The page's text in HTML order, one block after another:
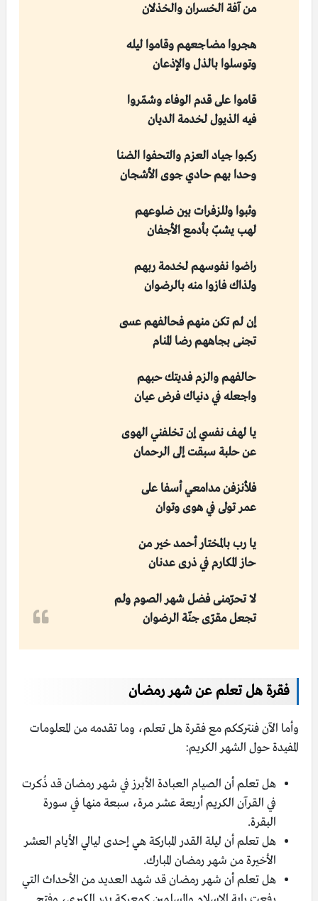
من آفة الخسران والخذلان
هجروا مضاجعهم وقاموا ليله
وتوسلوا بالذل والإذعان
قاموا على قدم الوفاء وشمّروا
فيه الذيول لخدمة الديان
ركبوا جياد العزم والتحفوا الضنا
وحدا بهم حادي جوى الأشجان
وثبوا وللزفرات بين ضلوعهم
لهب يشبّ بأدمع الأجفان
راضوا نفوسهم لخدمة ربهم
ولذاك فازوا منه بالرضوان
إن لم تكن منهم فحالفهم عسى
تجنى بجاههم رضا المنام
حالفهم والزم فديتك حبهم
واجعله في دنياك فرض عيان
يا لهف نفسي إن تخلفني الهوى
عن حلبة سبقت إلى الرحمان
فلأنزفن مدامعي أسفا على
عمر تولى في هوى وتوان
يا رب بالمختار أحمد خير من
حاز المكارم في ذرى عدنان
لا تحرّمنى فضل شهر الصوم ولم
تجعل مقرّى جنّة الرضوان
فقرة هل تعلم عن شهر رمضان
وأما الآن فنترككم مع فقرة هل تعلم، وما تقدمه من المعلومات
المفيدة حول الشهر الكريم:
هل تعلم أن الصيام العبادة الأبرز في شهر رمضان قد ذُكرت
في القرآن الكريم أربعة عشر مرة، سبعة منها في سورة
البقرة.
هل تعلم أن ليلة القدر المباركة هي إحدى ليالي الأيام العشر
الأخيرة من شهر رمضان المبارك.
هل تعلم أن شهر رمضان قد شهد العديد من الأحداث التي